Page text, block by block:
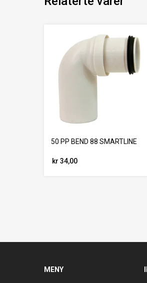
50 PP BEND 88 SMARTLINE
kr 34,00
MENY